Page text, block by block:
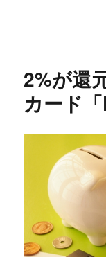
2%が還
カード「